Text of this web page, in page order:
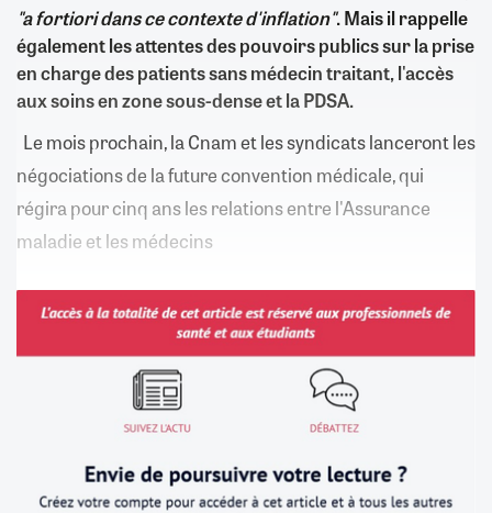
"a fortiori dans ce contexte d'inflation". Mais il rappelle
également les attentes des pouvoirs publics sur la prise
en charge des patients sans médecin traitant, l'accès
aux soins en zone sous-dense et la PDSA.
Le mois prochain, la Cnam et les syndicats lanceront les
négociations de la future convention médicale, qui
régira pour cinq ans les relations entre l'Assurance
maladie et les médecins